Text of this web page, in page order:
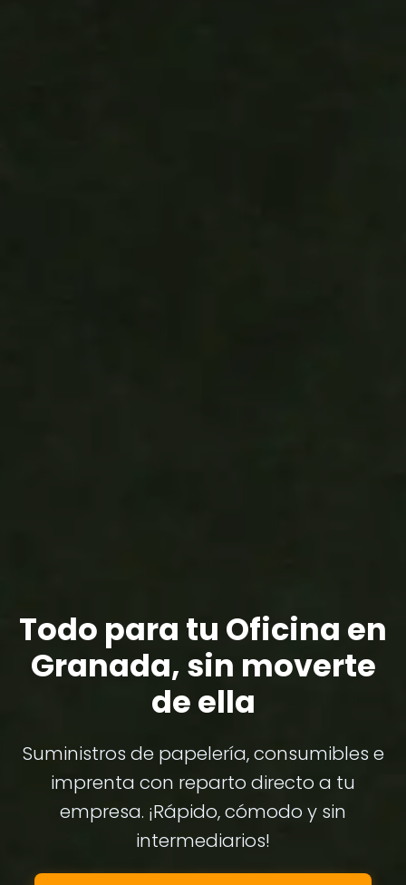
Todo para tu Oficina en
Granada, sin moverte
de ella
Suministros de papelería, consumibles e
imprenta con reparto directo a tu
empresa. ¡Rápido, cómodo y sin
intermediarios!